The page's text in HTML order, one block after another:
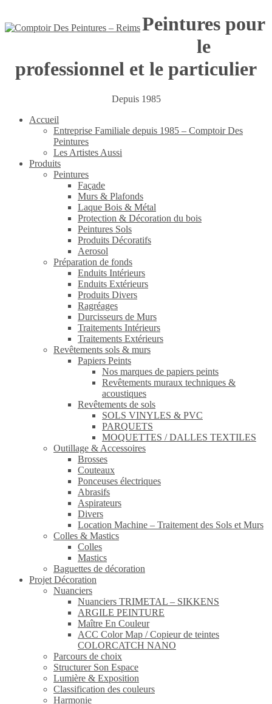
Peintures pour
le
professionnel et le particulier
Depuis 1985
Accueil
Entreprise Familiale depuis 1985 – Comptoir Des
Peintures
Les Artistes Aussi
Produits
Peintures
Façade
Murs & Plafonds
Laque Bois & Métal
Protection & Décoration du bois
Peintures Sols
Produits Décoratifs
Aerosol
Préparation de fonds
Enduits Intérieurs
Enduits Extérieurs
Produits Divers
Ragréages
Durcisseurs de Murs
Traitements Intérieurs
Traitements Extérieurs
Revêtements sols & murs
Papiers Peints
Nos marques de papiers peints
Revêtements muraux techniques &
acoustiques
Revêtements de sols
SOLS VINYLES & PVC
PARQUETS
MOQUETTES / DALLES TEXTILES
Outillage & Accessoires
Brosses
Couteaux
Ponceuses électriques
Abrasifs
Aspirateurs
Divers
Location Machine – Traitement des Sols et Murs
Colles & Mastics
Colles
Mastics
Baguettes de décoration
Projet Décoration
Nuanciers
Nuanciers TRIMETAL – SIKKENS
ARGILE PEINTURE
Maître En Couleur
ACC Color Map / Copieur de teintes
COLORCATCH NANO
Parcours de choix
Structurer Son Espace
Lumière & Exposition
Classification des couleurs
Harmonie